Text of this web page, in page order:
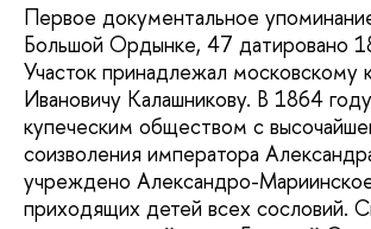
Первое документальное
Большой Ордынке, 47 датировано
Участок принадлежал московскому
Ивановичу Калашникову. В 1864
купеческим обществом с
соизволения императора
учреждено Александро-
приходящих детей всех сословий.